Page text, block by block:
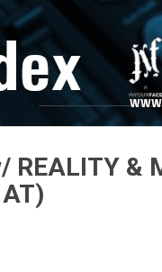
REALITY &